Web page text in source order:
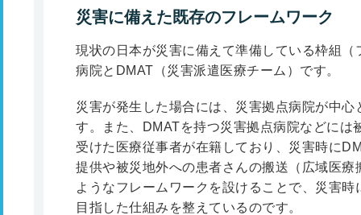
災害に備えた既存のフレームワーク
現状の日本が災害に備えて準備している枠組
病院とDMAT（災害派遣医療チーム）です。
災害が発生した場合には、災害拠点病院が中
す。また、DMATを持つ災害拠点病院などには
受けた医療従事者が在籍しており、災害時に
提供や被災地外への患者さんの搬送（広域医
ようなフレームワークを設けることで、災害
目指した仕組みを整えているのです。